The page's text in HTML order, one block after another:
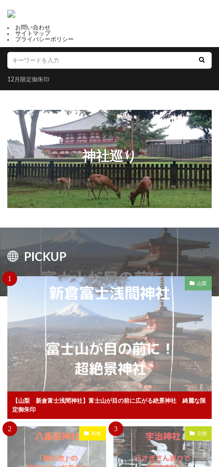
お問い合わせ
サイトマップ
プライバシーポリシー
神館神社
仙台八坂神社 西成区 生根神社 紀元節
海上安全
中国地方 北海道 岐阜 上野天満宮
秩父神社 関西 美保神社 泉州航空神社
安産 櫻岡大神宮 布忍神社 はじまり
みかえりうさぎ 常陸國総社宮 大原野神社
和歌 出羽三山神社 難波八阪神社 かみちゅ！
磐井神社 富士山本宮浅間大社 三島市
夏越大祓御朱印 宮地嶽神社 葉月限定御朱印
屋島 赤羽八幡神社 三重県護国神社
熊野速玉大社 さくら限定御朱印 卯月限定御朱印
西日本 渋谷氷川神社 稲荷神社 滑川神社
武蔵一宮 氷川神社 十五夜御朱印 今市瀧尾神社
札幌諏訪神社 波自加彌神社 初音森神社
玉鉾神社 端午の節句 両参り 白金氷川神社
飯倉熊野神社 二宮赤城神社 阿倍王子神社
冨士山稲荷神社 殺生石 家之子八幡神社
島田八坂神社 和利宮 吾妻神社 昊天宮
富松神社 星置神社 木山神社 若草神社
猫の日御朱印 新琴似神社・白石神社
一粒万倍日限定御朱印 水原八幡宮 良縁
安産守護 姫嶋神社 期間限定御朱印帳 山梨
看護師 菅原道真 二宮神社 佐嘉神社
賀茂神社天満宮 東北地方 静岡 御器所八幡宮
中国 京都大神宮 泉州磐船神社
婦人病 久伊豆神社 恋みくじ 御朱印の見方
12月限定御朱印
神社巡り
PICKUP
山梨
【山梨 新倉富士浅間神社】富士山が目の前に広がる絶景神社 綺麗な限
定御朱印
島根 京都